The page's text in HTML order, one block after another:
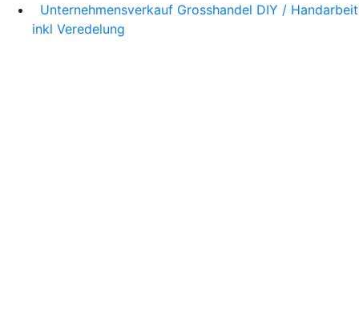
Unternehmensverkauf Grosshandel DIY / Handarbeit
inkl Veredelung